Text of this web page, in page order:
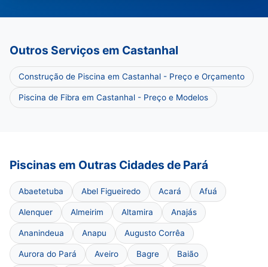
Outros Serviços em Castanhal
Construção de Piscina em Castanhal - Preço e Orçamento
Piscina de Fibra em Castanhal - Preço e Modelos
Piscinas em Outras Cidades de Pará
Abaetetuba Abel Figueiredo Acará Afuá
Alenquer Almeirim Altamira Anajás
Ananindeua Anapu Augusto Corrêa
Aurora do Pará Aveiro Bagre Baião